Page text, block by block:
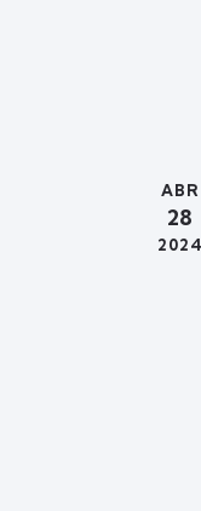
ABR
28
2024